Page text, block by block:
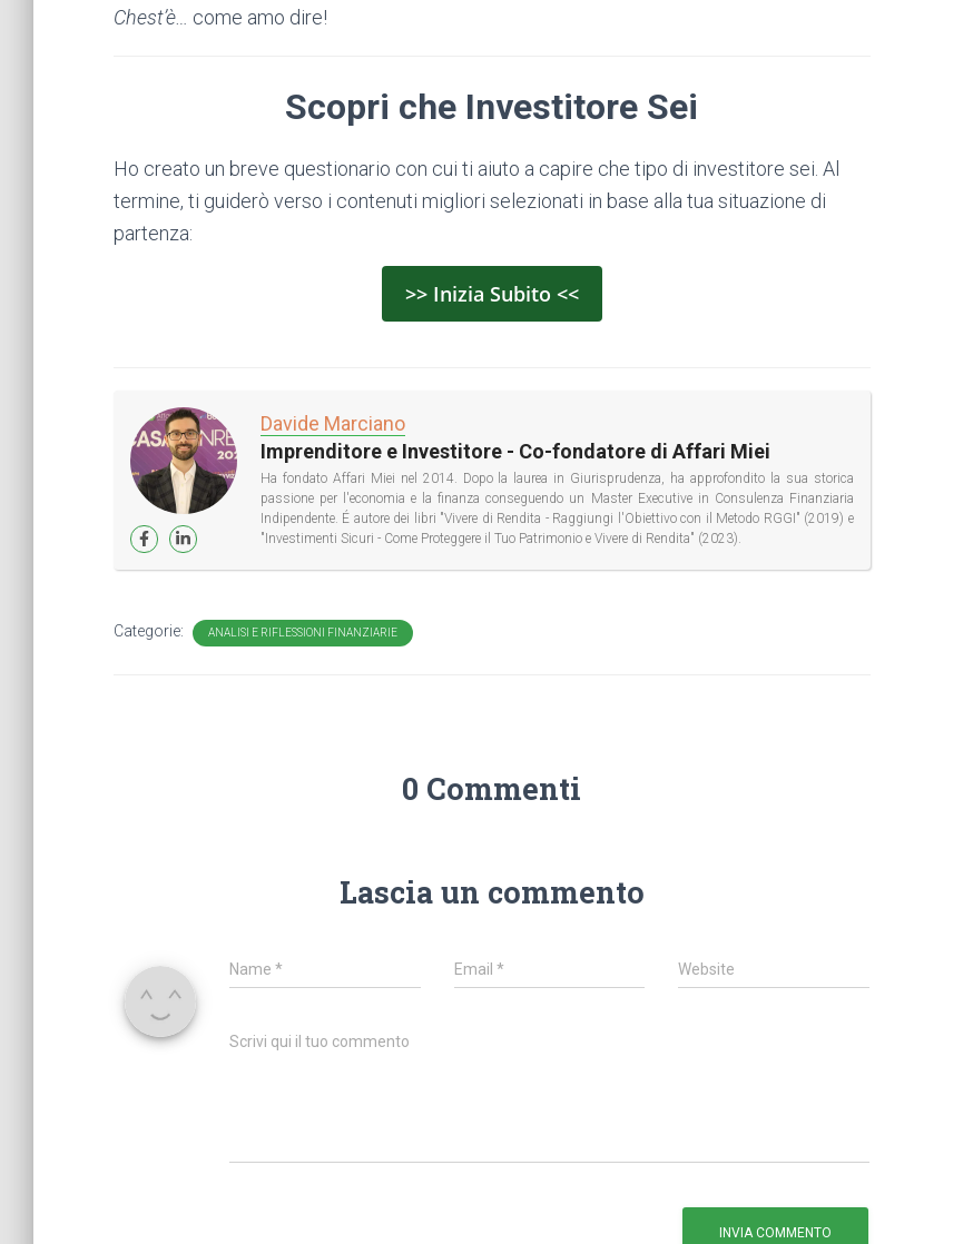
Chest’è… come amo dire!
Scopri che Investitore Sei
Ho creato un breve questionario con cui ti aiuto a capire che tipo di investitore sei. Al
termine, ti guiderò verso i contenuti migliori selezionati in base alla tua situazione di
partenza:
>> Inizia Subito <<
Davide Marciano
Imprenditore e Investitore - Co-fondatore di Affari Miei
Ha fondato Affari Miei nel 2014. Dopo la laurea in Giurisprudenza, ha approfondito la sua storica
passione per l'economia e la finanza conseguendo un Master Executive in Consulenza Finanziaria
Indipendente. É autore dei libri "Vivere di Rendita - Raggiungi l'Obiettivo con il Metodo RGGI" (2019) e
"Investimenti Sicuri - Come Proteggere il Tuo Patrimonio e Vivere di Rendita" (2023).
Categorie: ANALISI E RIFLESSIONI FINANZIARIE
0 Commenti
Lascia un commento
Name * Email * Website
Scrivi qui il tuo commento